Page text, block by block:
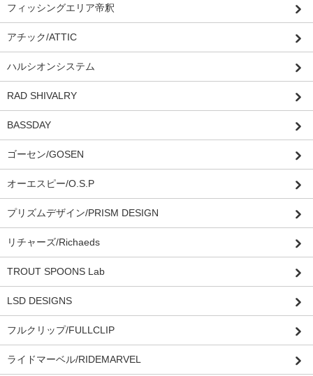
フィッシングエリア帝釈
アチック/ATTIC
ハルシオンシステム
RAD SHIVALRY
BASSDAY
ゴーセン/GOSEN
オーエスピー/O.S.P
プリズムデザイン/PRISM DESIGN
リチャーズ/Richaeds
TROUT SPOONS Lab
LSD DESIGNS
フルクリップ/FULLCLIP
ライドマーベル/RIDEMARVEL